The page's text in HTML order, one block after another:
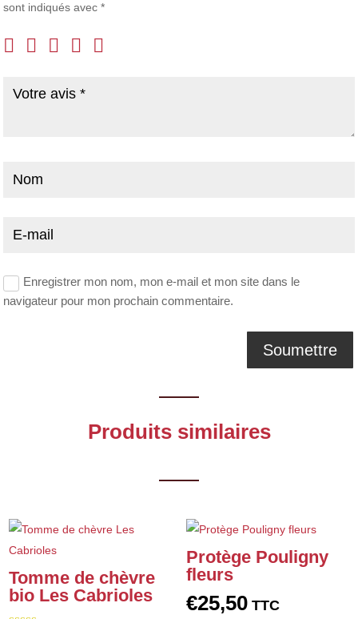
sont indiqués avec*
Enregistrer mon nom, mon e-mail et mon site dans le
navigateur pour mon prochain commentaire.
Produits similaires
Tomme de chèvre
bio Les Cabrioles
Protège Pouligny
fleurs
€25,50 TTC